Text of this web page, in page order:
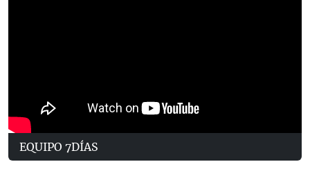
EQUIPO 7DÍAS